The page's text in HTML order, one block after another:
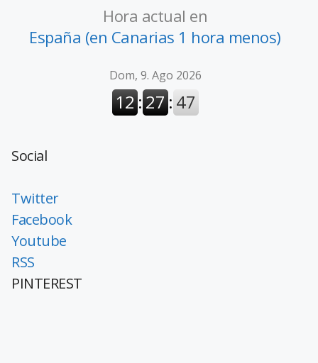
Hora actual en
España (en Canarias 1 hora menos)
Social
Twitter
Facebook
Youtube
RSS
PINTEREST